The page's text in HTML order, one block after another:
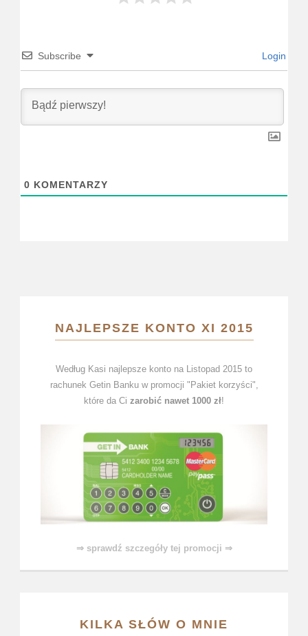
Subscribe Login
0 KOMENTARZY
NAJLEPSZE KONTO XI 2015
Według Kasi najlepsze konto na Listopad 2015 to
rachunek Getin Banku w promocji "Pakiet korzyści",
które da Ci zarobić nawet 1000 zł!
⇒ sprawdź szczegóły tej promocji ⇒
KILKA SŁÓW O MNIE